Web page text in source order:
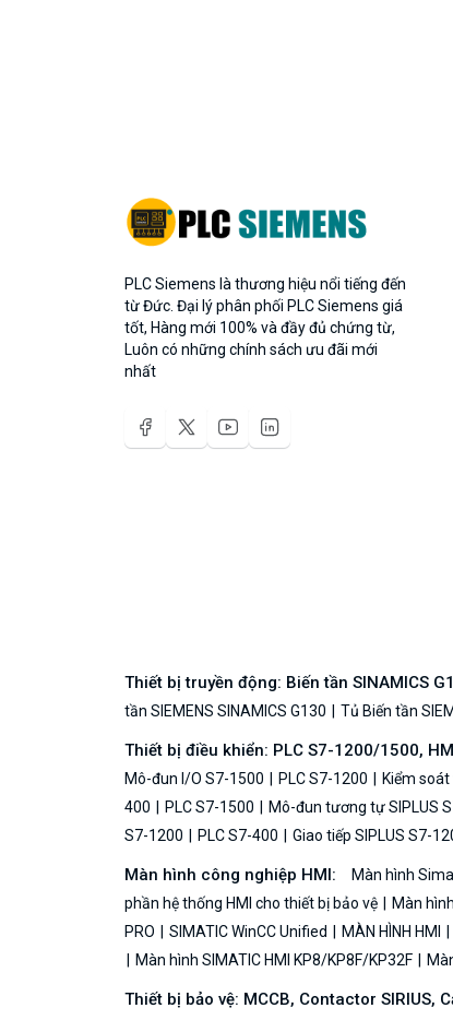
PLC Siemens là thương hiệu nổi tiếng đến
từ Đức. Đại lý phân phối PLC Siemens giá
tốt, Hàng mới 100% và đầy đủ chứng từ,
Luôn có những chính sách ưu đãi mới
nhất
Thiết bị truyền động: Biến tần SINAMICS
tần SIEMENS SINAMICS G130
Tủ Biến tần
Thiết bị điều khiển: PLC S7-1200/1500,
Mô-đun I/O S7-1500
PLC S7-1200 Kiểm
400
PLC S7-1500 Mô-đun tương tự SIPLUS
S7-1200
PLC S7-400 Giao tiếp SIPLUS S7-
Màn hình công nghiệp HMI: Màn hình
phần hệ thống HMI cho thiết bị bảo vệ
Màn
PRO
SIMATIC WinCC Unified MÀN HÌNH HMI
Màn hình SIMATIC HMI KP8/KP8F/KP32F
Thiết bị bảo vệ: MCCB, Contactor